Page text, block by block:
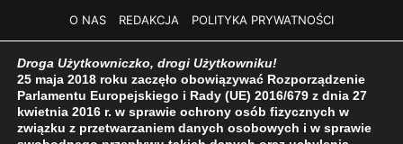
O NAS
REDAKCJA POLITYKA PRYWATNOŚCI
Droga Użytkowniczko, drogi Użytkowniku!
25 maja 2018 roku zaczęło obowiązywać Rozporządzenie
Parlamentu Europejskiego i Rady (UE) 2016/679 z dnia 27
kwietnia 2016 r. w sprawie ochrony osób fizycznych w
związku z przetwarzaniem danych osobowych i w sprawie